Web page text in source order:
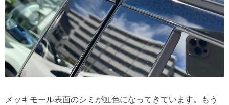
メッキモール表面のシミが虹色になってきています。もう